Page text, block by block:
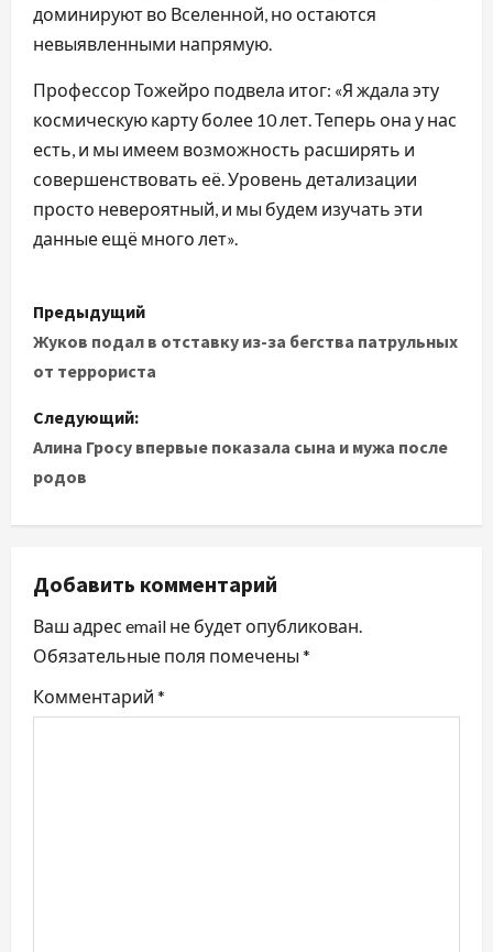
доминируют во Вселенной, но остаются
невыявленными напрямую.
Профессор Тожейро подвела итог: «Я ждала эту
космическую карту более 10 лет. Теперь она у нас
есть, и мы имеем возможность расширять и
совершенствовать её. Уровень детализации
просто невероятный, и мы будем изучать эти
данные ещё много лет».
Н
а
и
г
а
ц
и
я
п
Предыдущий
Жуков подал в отставку из-за бегства патрульных
от террориста
Следующий:
Алина Гросу впервые показала сына и мужа после
родов
Добавить комментарий
Ваш адрес email не будет опубликован.
Обязательные поля помечены *
Комментарий *